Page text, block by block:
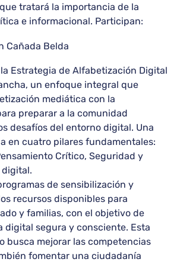
tratará la importancia de la
e informacional. Participan:
Cañada Belda
Estrategia de Alfabetización Digital
un enfoque integral que
mediática con la
preparar a la comunidad
desafíos del entorno digital. Una
en cuatro pilares fundamentales:
Crítico, Seguridad y
digital.
de sensibilización y
recursos disponibles para
y familias, con el objetivo de
digital segura y consciente. Esta
busca mejorar las competencias
fomentar una ciudadanía